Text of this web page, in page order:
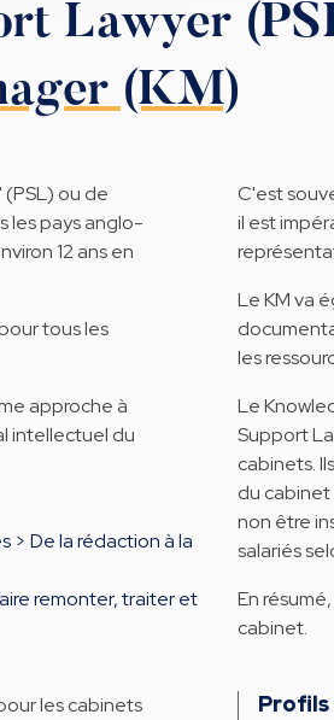
Lawyer
(KM)
ou de
les pays anglo-
12 ans en
tous les
approche à
intellectuel du
> De la rédaction à la
remonter, traiter et
les cabinets
C'est
il est
Le KM va
les
Le
Support
cabinets.
du cabinet
non être
salariés
En
cabinet.
Profils